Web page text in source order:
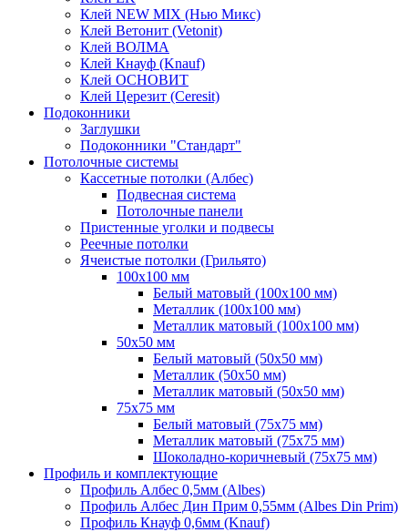
Клей NEW MIX (Нью Микс)
Клей Ветонит (Vetonit)
Клей ВОЛМА
Клей Кнауф (Knauf)
Клей ОСНОВИТ
Клей Церезит (Ceresit)
Подоконники
Заглушки
Подоконники "Стандарт"
Потолочные системы
Кассетные потолки (Албес)
Подвесная система
Потолочные панели
Пристенные уголки и подвесы
Реечные потолки
Ячеистые потолки (Грильято)
100х100 мм
Белый матовый (100х100 мм)
Металлик (100х100 мм)
Металлик матовый (100х100 мм)
50х50 мм
Белый матовый (50х50 мм)
Металлик (50х50 мм)
Металлик матовый (50х50 мм)
75х75 мм
Белый матовый (75х75 мм)
Металлик матовый (75х75 мм)
Шоколадно-коричневый (75х75 мм)
Профиль и комплектующие
Профиль Албес 0,5мм (Albes)
Профиль Албес Дин Прим 0,55мм (Albes Din Prim)
Профиль Кнауф 0,6мм (Knauf)